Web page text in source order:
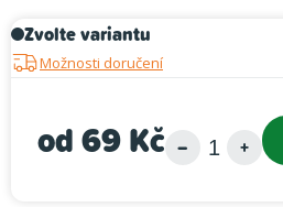
Zvolte variantu
Možnosti doručení
od69 Kč